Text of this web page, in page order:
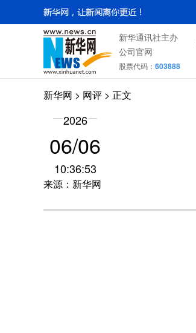
新华通讯社主办
公司官网
股票代码： 603888
新华网 > 网评 > 正文
2026
06/06
10:36:53
来源：新华网